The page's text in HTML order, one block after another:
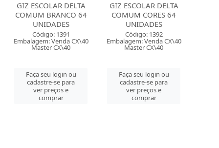
GIZ ESCOLAR DELTA
COMUM BRANCO 64
UNIDADES
Código: 1391
Embalagem: Venda CX\40
Master CX\40
Faça seu login ou
cadastre-se para
ver preços e
comprar
GIZ ESCOLAR DELTA
COMUM CORES 64
UNIDADES
Código: 1392
Embalagem: Venda CX\40
Master CX\40
Faça seu login ou
cadastre-se para
ver preços e
comprar